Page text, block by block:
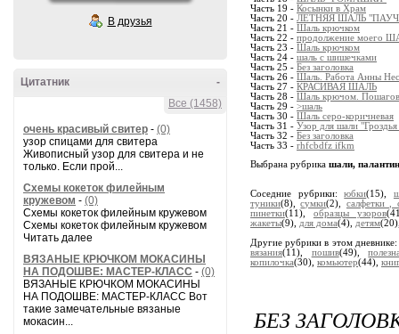
В друзья
-
Цитатник
Все (1458)
очень красивый свитер - (0)
узор спицами для свитера
Живописный узор для свитера и не
только. Если прой...
Схемы кокеток филейным
кружевом - (0)
Схемы кокеток филейным кружевом
Схемы кокеток филейным кружевом
Читать далее
ВЯЗАНЫЕ КРЮЧКОМ МОКАСИНЫ
НА ПОДОШВЕ: МАСТЕР-КЛАСС - (0)
ВЯЗАНЫЕ КРЮЧКОМ МОКАСИНЫ
НА ПОДОШВЕ: МАСТЕР-КЛАСС Вот
такие замечательные вязаные
мокасин...
Часть 19 - Косынки в Храм
Часть 20 - ЛЕТНЯЯ ШАЛЬ
Часть 21 - Шаль крючком
Часть 22 - продолжение моего
Часть 23 - Шаль крючком
Часть 24 - шаль с шишечками
Часть 25 - Без заголовка
Часть 26 - Шаль. Работа Анны
Часть 27 - КРАСИВАЯ ШАЛЬ
Часть 28 - Шаль крючом.
Часть 29 - >шаль
Часть 30 - Шаль серо-коричневая
Часть 31 - Узор для шали
Часть 32 - Без заголовка
Часть 33 - rhfcbdfz ifkm
Выбрана рубрика шали,
Соседние рубрики:юбки(15),
туники(8),сумки(2), салфетки ,
пинетки(11), образцы узоров
жакеты(9), для дома(4), детям
Другие рубрики в этом
вязания(11), пошив(49),
копилочка(30), комьютер(44),
БЕЗ